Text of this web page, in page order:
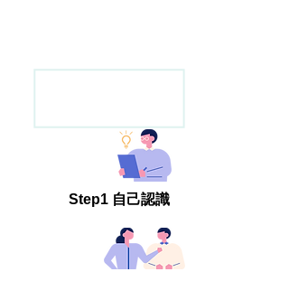
Step1 自己認識